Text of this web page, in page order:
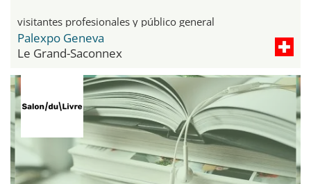
visitantes profesionales y público general
Palexpo Geneva
Le Grand-Saconnex